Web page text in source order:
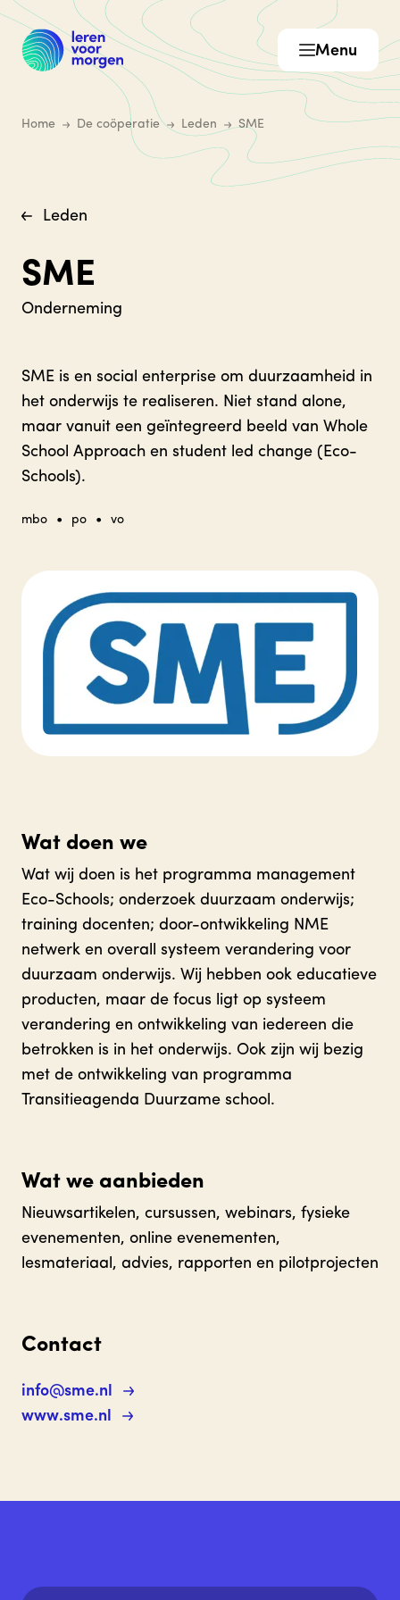
Menu
Home De coöperatie Leden SME
Leden
SME
Onderneming
SME is en social enterprise om duurzaamheid in
het onderwijs te realiseren. Niet stand alone,
maar vanuit een geïntegreerd beeld van Whole
School Approach en student led change (Eco-
Schools).
mbo • po • vo
Wat doen we
Wat wij doen is het programma management
Eco-Schools; onderzoek duurzaam onderwijs;
training docenten; door-ontwikkeling NME
netwerk en overall systeem verandering voor
duurzaam onderwijs. Wij hebben ook educatieve
producten, maar de focus ligt op systeem
verandering en ontwikkeling van iedereen die
betrokken is in het onderwijs. Ook zijn wij bezig
met de ontwikkeling van programma
Transitieagenda Duurzame school.
Wat we aanbieden
Nieuwsartikelen, cursussen, webinars, fysieke
evenementen, online evenementen,
lesmateriaal, advies, rapporten en pilotprojecten
Contact
info@sme.nl
www.sme.nl